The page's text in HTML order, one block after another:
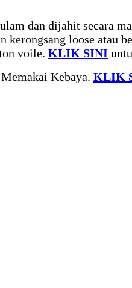
dan dijahit secara
kerongsang loose
voile. KLIK SINI
Kebaya. KLIK